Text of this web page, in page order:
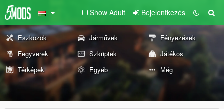
Show Adult Bejelentkezés
Eszközök Járművek
Fényezések
Fegyverek
Szkriptek
Játékos
Térképek
Egyéb Még